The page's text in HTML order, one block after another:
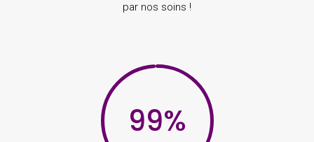
par nos soins !
99%